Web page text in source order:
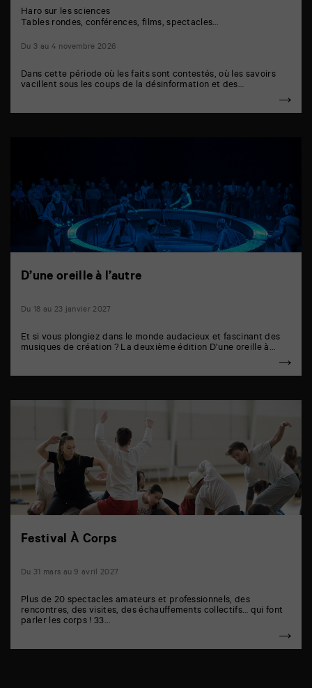
Haro sur les sciences
Tables rondes, conférences, films, spectacles…
Du 3 au 4 novembre 2026
Dans cette période où les faits sont contestés, où les savoirs
vacillent sous les coups de la désinformation et des…
D’une oreille à l’autre
Du 18 au 23 janvier 2027
Et si vous plongiez dans le monde audacieux et fascinant des
musiques de création ? La deuxième édition D’une oreille à…
Festival À Corps
Du 31 mars au 9 avril 2027
Plus de 20 spectacles amateurs et professionnels, des
rencontres, des visites, des échauffements collectifs… qui font
parler les corps ! 33…